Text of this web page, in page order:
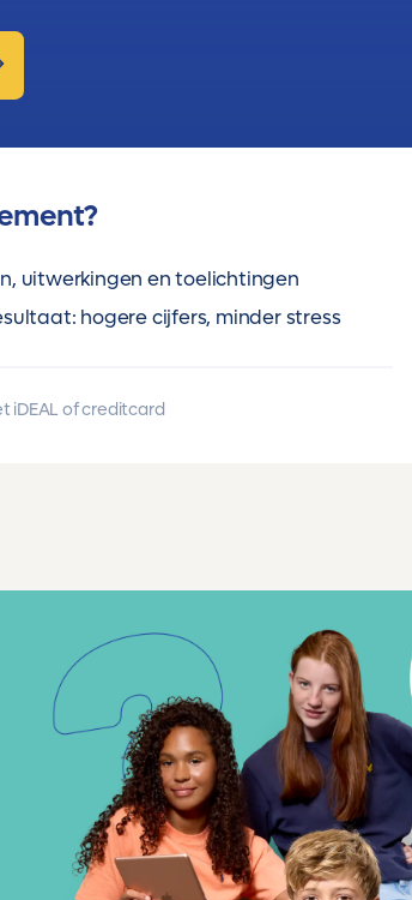
uitwerkingen en toelichtingen
hogere cijfers, minder stress
iDEAL of creditcard